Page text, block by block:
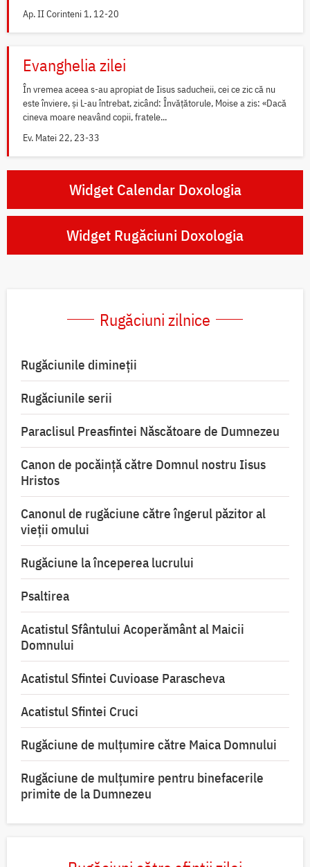
Ap. II Corinteni 1, 12-20
Evanghelia zilei
În vremea aceea s-au apropiat de Iisus saducheii, cei ce zic că nu
este înviere, și L-au întrebat, zicând: Învățătorule, Moise a zis: «Dacă
cineva moare neavând copii, fratele...
Ev. Matei 22, 23-33
Widget Calendar Doxologia
Widget Rugăciuni Doxologia
Rugăciuni zilnice
Rugăciunile dimineții
Rugăciunile serii
Paraclisul Preasfintei Născătoare de Dumnezeu
Canon de pocăință către Domnul nostru Iisus
Hristos
Canonul de rugăciune către îngerul păzitor al
vieții omului
Rugăciune la începerea lucrului
Psaltirea
Acatistul Sfântului Acoperământ al Maicii
Domnului
Acatistul Sfintei Cuvioase Parascheva
Acatistul Sfintei Cruci
Rugăciune de mulţumire către Maica Domnului
Rugăciune de mulțumire pentru binefacerile
primite de la Dumnezeu